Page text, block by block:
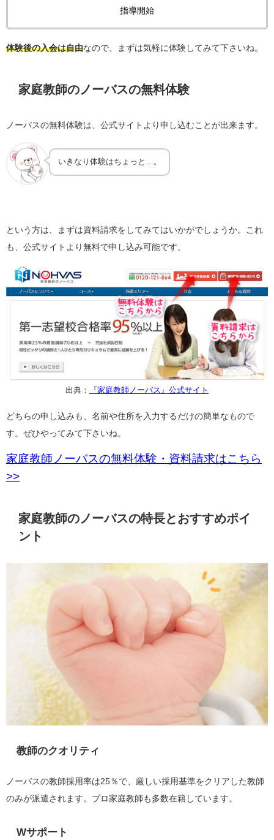
指導開始
体験後の入会は自由なので、まずは気軽に体験してみて下さいね。
家庭教師のノーバスの無料体験
ノーバスの無料体験は、公式サイトより申し込むことが出来ます。
いきなり体験はちょっと…。
という方は、まずは資料請求をしてみてはいかがでしょうか。これ
も、公式サイトより無料で申し込み可能です。
出典： 『家庭教師ノーバス』公式サイト
どちらの申し込みも、名前や住所を入力するだけの簡単なもので
す。ぜひやってみて下さいね。
家庭教師ノーバスの無料体験・資料請求はこちら
>>
家庭教師のノーバスの特長とおすすめポイ
ント
教師のクオリティ
ノーバスの教師採用率は25％で、厳しい採用基準をクリアした教師
のみが派遣されます。プロ家庭教師も多数在籍しています。
Wサポート